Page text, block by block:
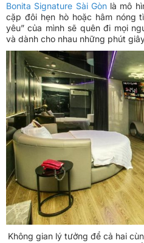
Bonita Signature Sài Gònlà mô
cặp đôi hẹn hò hoặc hâm nóng
yêu” của mình sẽ quên đi mọi
và dành cho nhau những phút
Không gian lý tưởng để cả hai